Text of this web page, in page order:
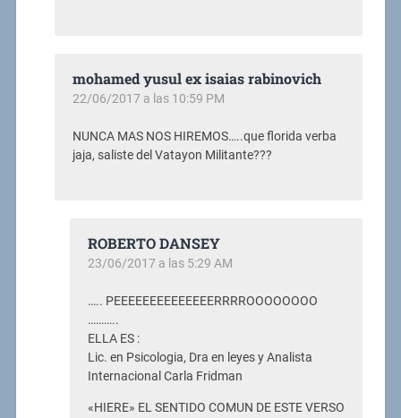
mohamed yusul ex isaias rabinovich
22/06/2017 a las 10:59 PM
NUNCA MAS NOS HIREMOS…..que florida verba
jaja, saliste del Vatayon Militante???
ROBERTO DANSEY
23/06/2017 a las 5:29 AM
….. PEEEEEEEEEEEEEERRRROOOOOOOO
………..
ELLA ES :
Lic. en Psicologia, Dra en leyes y Analista
Internacional Carla Fridman
«HIERE» EL SENTIDO COMUN DE ESTE VERSO